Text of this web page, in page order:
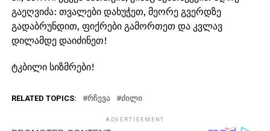
გაეღვიძა: თვალები დახუჭეთ, მეორე გვერდზე
გადაბრუნდით, ფიქრები გამორთეთ და კვლავ
დილამდე დაიძინეთ!
ტკბილი სიზმრები!
RELATED TOPICS: ᲠᲩᲔᲕᲐ ᲫᲘᲚᲘ
ADVERTISEMENT